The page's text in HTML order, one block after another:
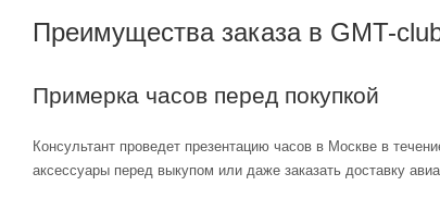
Преимущества заказа в GMT-
Примерка часов перед покупкой
Консультант проведет презентацию часов в Москве в
аксессуары перед выкупом или даже заказать доставку